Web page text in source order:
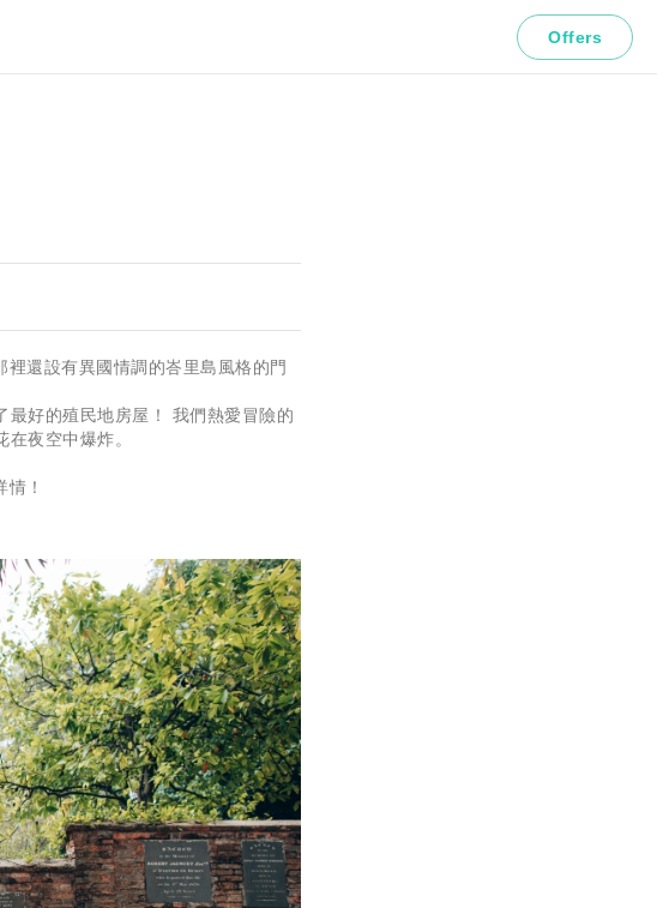
Offers
還設有異國情調的峇里島風格的門
最好的殖民地房屋！ 我們熱愛冒險的
夜空中爆炸。
！